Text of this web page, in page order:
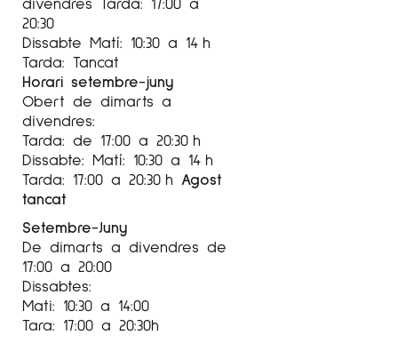
20:30
Dissabte Matí: 10:30 a 14 h
Tarda: Tancat
Horari setembre-juny
Obert de dimarts a
divendres:
Tarda: de 17:00 a 20:30 h
Dissabte: Matí: 10:30 a 14 h
Tarda: 17:00 a 20:30 h Agost
tancat
Setembre-Juny
De dimarts a divendres de
17:00 a 20:00
Dissabtes:
Mati: 10:30 a 14:00
Tara: 17:00 a 20:30h